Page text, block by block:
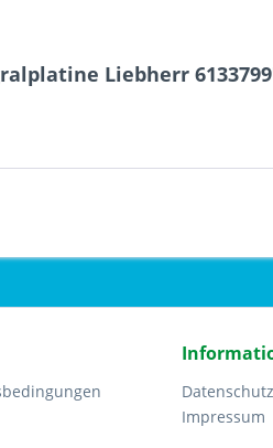
Liebherr
Datenschutz
Impressum